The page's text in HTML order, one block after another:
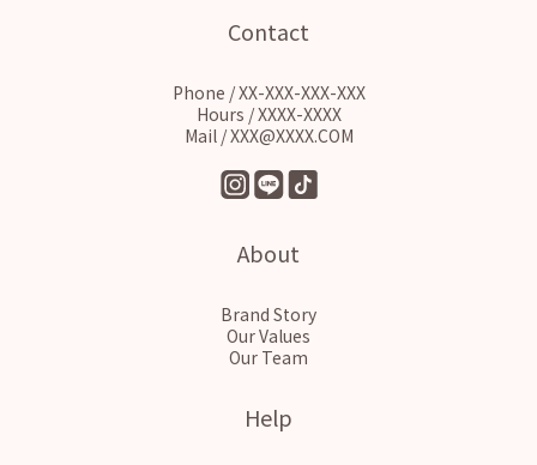
Contact
Phone / XX-XXX-XXX-XXX
Hours / XXXX-XXXX
Mail / XXX@XXXX.COM
About
Brand Story
Our Values
Our Team
Help